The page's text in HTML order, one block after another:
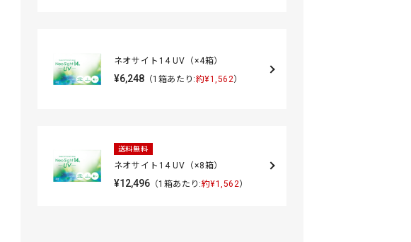
ネオサイト14 UV（×4箱）
¥6,248（1箱あたり:約¥1,562）
送料無料
ネオサイト14 UV（×8箱）
¥12,496（1箱あたり:約¥1,562）